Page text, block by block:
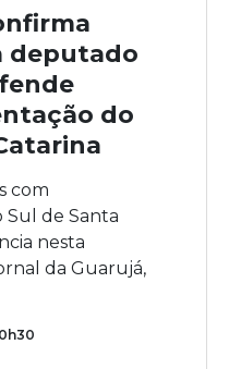
deputado
do
com
Sul de Santa
nesta
da Guarujá,